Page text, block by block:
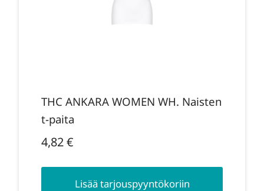
THC ANKARA WOMEN WH. Naisten
t-paita
4,82€
Lisää tarjouspyyntökoriin